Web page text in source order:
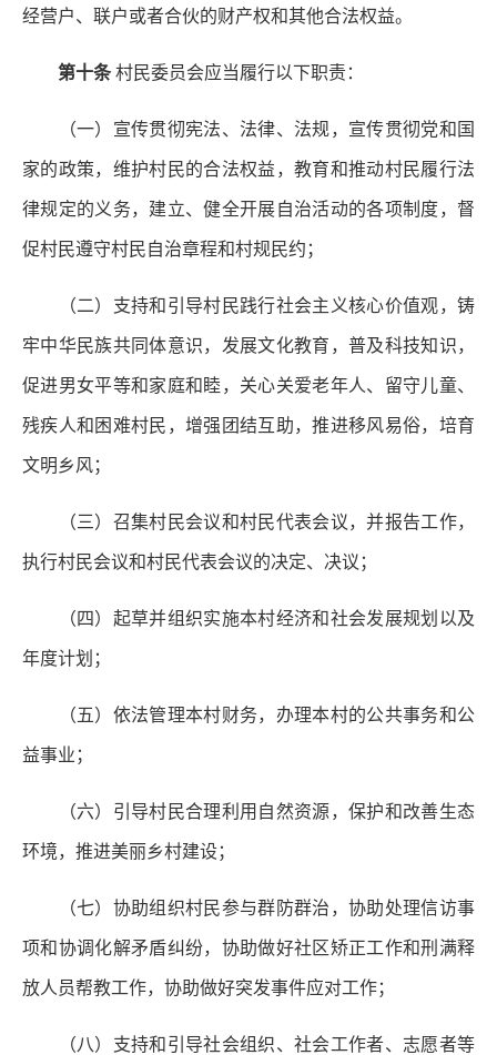
经营户、联户或者合伙的财产权和其他合法权益。
第十条村民委员会应当履行以下职责：
（一）宣传贯彻宪法、法律、法规，宣传贯彻党和国
家的政策，维护村民的合法权益，教育和推动村民履行法
律规定的义务，建立、健全开展自治活动的各项制度，督
促村民遵守村民自治章程和村规民约；
（二）支持和引导村民践行社会主义核心价值观，铸
牢中华民族共同体意识，发展文化教育，普及科技知识，
促进男女平等和家庭和睦，关心关爱老年人、留守儿童、
残疾人和困难村民，增强团结互助，推进移风易俗，培育
文明乡风；
（三）召集村民会议和村民代表会议，并报告工作，
执行村民会议和村民代表会议的决定、决议；
（四）起草并组织实施本村经济和社会发展规划以及
年度计划；
（五）依法管理本村财务，办理本村的公共事务和公
益事业；
（六）引导村民合理利用自然资源，保护和改善生态
环境，推进美丽乡村建设；
（七）协助组织村民参与群防群治，协助处理信访事
项和协调化解矛盾纠纷，协助做好社区矫正工作和刑满释
放人员帮教工作，协助做好突发事件应对工作；
（八）支持和引导社会组织、社会工作者、志愿者等